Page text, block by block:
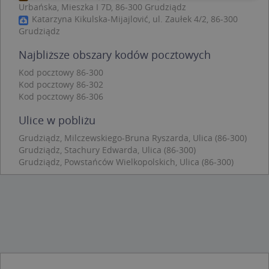
Urbańska, Mieszka I 7D, 86-300 Grudziądz
Katarzyna Kikulska-Mijajlović, ul. Zaułek 4/2, 86-300
Grudziądz
Najbliższe obszary kodów pocztowych
Kod pocztowy 86-300
Kod pocztowy 86-302
Kod pocztowy 86-306
Ulice w pobliżu
Grudziądz, Milczewskiego-Bruna Ryszarda, Ulica (86-300)
Grudziądz, Stachury Edwarda, Ulica (86-300)
Grudziądz, Powstańców Wielkopolskich, Ulica (86-300)
Niezbędne Wydajność
Targetowanie
Niezbędne pliki cookie umożliwiają korzystanie z
podstawowych funkcji strony internetowej, takich
jak logowanie użytkownika i zarządzanie kontem.
Bez niezbędnych plików cookie nie można
prawidłowo korzystać ze strony internetowej.
Nazwa
APPSESSID .targeo.pl
Sesja
CookieScriptConsent
CookieScript
.targeo.pl
1 rok 1 miesiąc
to